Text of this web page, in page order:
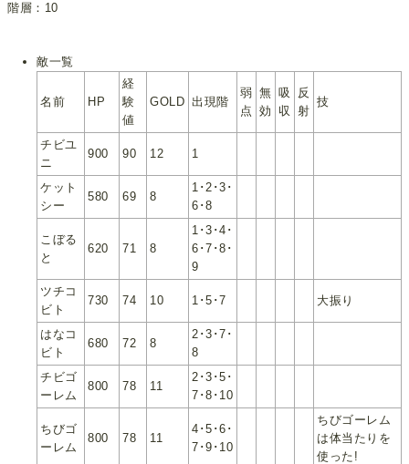
階層：10
敵一覧
名前 HP
経
験
値
GOLD 出現階
弱
点
無
効
吸
収
反
射
技
チビユ
ニ
900 90 12 1
ケット
シー
580 69 8
1･2･3･
6･8
こぼる
と
620 71 8
1･3･4･
6･7･8･
9
ツチコ
ビト
730 74 10 1･5･7 大振り
はなコ
ビト
680 72 8
2･3･7･
8
チビゴ
ーレム
800 78 11
2･3･5･
7･8･10
ちびゴ
ーレム
800 78 11
4･5･6･
7･9･10
ちびゴーレム
は体当たりを
使った!